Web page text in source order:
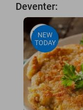
Deventer:
NEW
TODAY